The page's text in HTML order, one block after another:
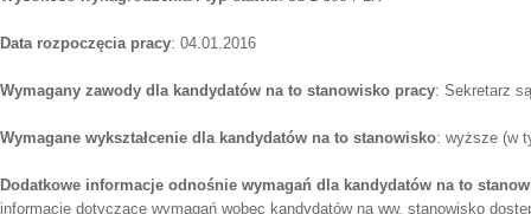
Data rozpoczęcia pracy: 04.01.2016
Wymagany zawody dla kandydatów na to stanowisko pracy: Sekretarz
Wymagane wykształcenie dla kandydatów na to stanowisko: wyższe (w
Dodatkowe informacje odnośnie wymagań dla kandydatów na to
informacje dotyczące wymagań wobec kandydatów na ww. stanowisko